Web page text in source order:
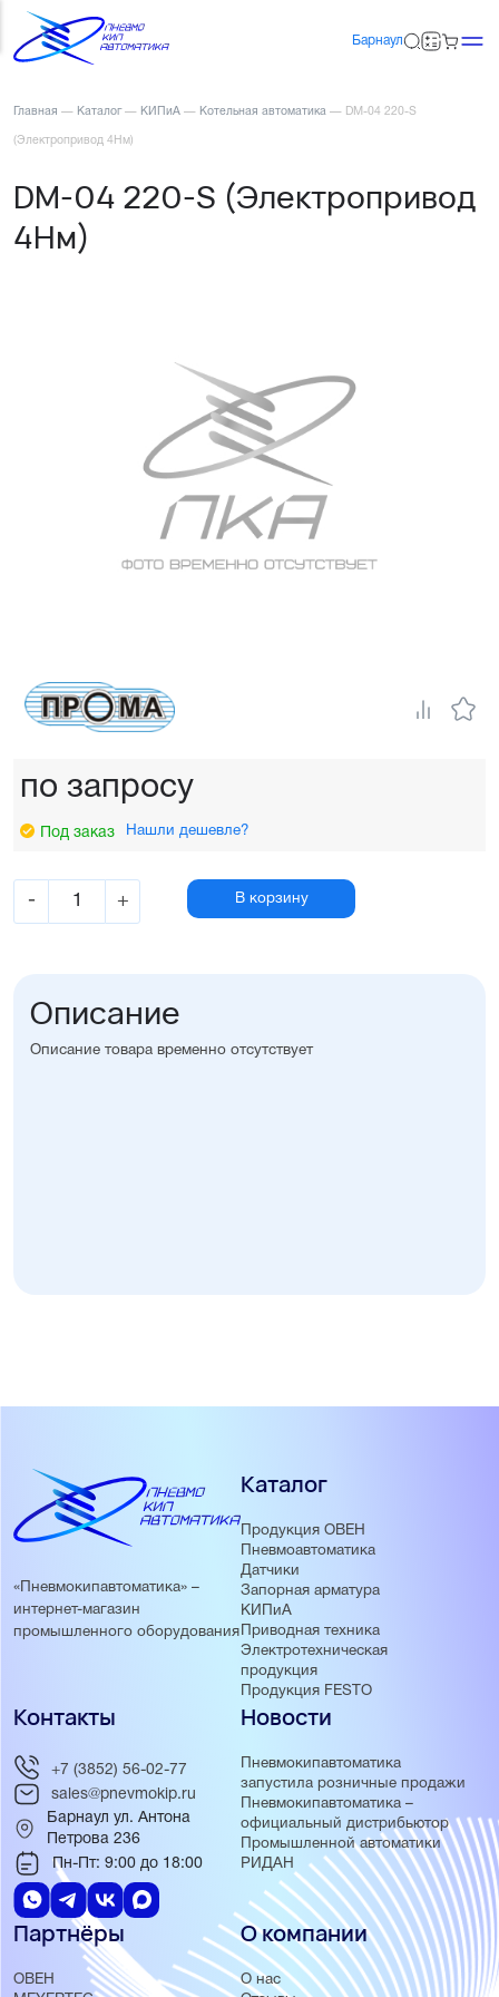
Барнаул
Главная — Каталог — КИПиА — Котельная автоматика — DM-04 220-S
(Электропривод 4Нм)
DM-04 220-S (Электропривод
4Нм)
по запросу
Под заказ Нашли дешевле?
- + В корзину
Описание
Описание товара временно отсутствует
«Пневмокипавтоматика» –
интернет-магазин
промышленного оборудования
Каталог
Продукция ОВЕН
Пневмоавтоматика
Датчики
Запорная арматура
КИПиА
Приводная техника
Электротехническая
продукция
Продукция FESTO
Новости
Пневмокипавтоматика
запустила розничные продажи
Пневмокипавтоматика –
официальный дистрибьютор
Промышленной автоматики
РИДАН
Партнёры
ОВЕН
О компании
О нас
Контакты
+7 (3852) 56-02-77
sales@pnevmokip.ru
Барнаул ул. Антона
Петрова 236
Пн-Пт: 9:00 до 18:00